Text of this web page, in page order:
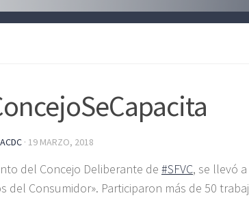
· 19 MARZO, 2018
del Concejo Deliberante de #SFVC, se llevó
del Consumidor». Participaron más de 50